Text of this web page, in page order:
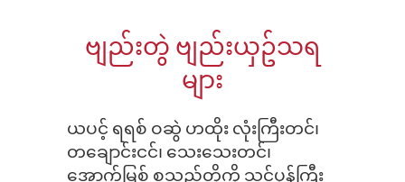
ဗျည်းတွဲ ဗျည်းယှဥ်သရ
များ
ယပင့် ရရစ် ဝဆွဲ ဟထိုး လုံးကြီးတင်၊
တချောင်းငင်၊ သေးသေးတင်၊
အောက်မြစ် စသည်တို့ကို သင်ပုန်ကြီး